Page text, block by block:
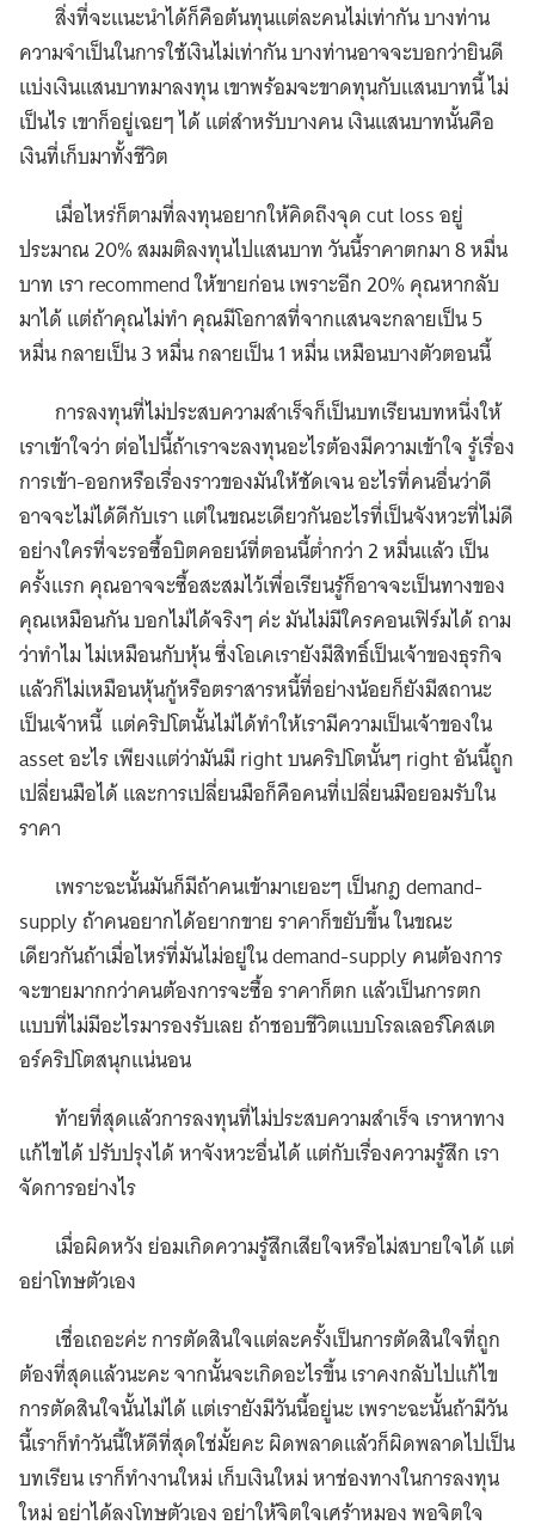
สิ่งที่จะแนะนำได้ก็คือต้นทุนแต่ละคนไม่เท่ากัน บางท่าน
ความจำเป็นในการใช้เงินไม่เท่ากัน บางท่านอาจจะบอกว่ายินดี
แบ่งเงินแสนบาทมาลงทุน เขาพร้อมจะขาดทุนกับแสนบาทนี้ ไม่
เป็นไร เขาก็อยู่เฉยๆ ได้ แต่สำหรับบางคน เงินแสนบาทนั้นคือ
เงินที่เก็บมาทั้งชีวิต
เมื่อไหร่ก็ตามที่ลงทุนอยากให้คิดถึงจุด cut loss อยู่
ประมาณ 20% สมมติลงทุนไปแสนบาท วันนี้ราคาตกมา 8 หมื่น
บาท เรา recommend ให้ขายก่อน เพราะอีก 20% คุณหากลับ
มาได้ แต่ถ้าคุณไม่ทำ คุณมีโอกาสที่จากแสนจะกลายเป็น 5
หมื่น กลายเป็น 3 หมื่น กลายเป็น 1 หมื่น เหมือนบางตัวตอนนี้
การลงทุนที่ไม่ประสบความสำเร็จก็เป็นบทเรียนบทหนึ่งให้
เราเข้าใจว่า ต่อไปนี้ถ้าเราจะลงทุนอะไรต้องมีความเข้าใจ รู้เรื่อง
การเข้า-ออกหรือเรื่องราวของมันให้ชัดเจน อะไรที่คนอื่นว่าดี
อาจจะไม่ได้ดีกับเรา แต่ในขณะเดียวกันอะไรที่เป็นจังหวะที่ไม่ดี
อย่างใครที่จะรอซื้อบิตคอยน์ที่ตอนนี้ต่ำกว่า 2 หมื่นแล้ว เป็น
ครั้งแรก คุณอาจจะซื้อสะสมไว้เพื่อเรียนรู้ก็อาจจะเป็นทางของ
คุณเหมือนกัน บอกไม่ได้จริงๆ ค่ะ มันไม่มีใครคอนเฟิร์มได้ ถาม
ว่าทำไม ไม่เหมือนกับหุ้น ซึ่งโอเคเรายังมีสิทธิ์เป็นเจ้าของธุรกิจ
แล้วก็ไม่เหมือนหุ้นกู้หรือตราสารหนี้ที่อย่างน้อยก็ยังมีสถานะ
เป็นเจ้าหนี้ แต่คริปโตนั้นไม่ได้ทำให้เรามีความเป็นเจ้าของใน
asset อะไร เพียงแต่ว่ามันมี right บนคริปโตนั้นๆ right อันนี้ถูก
เปลี่ยนมือได้ และการเปลี่ยนมือก็คือคนที่เปลี่ยนมือยอมรับใน
ราคา
เพราะฉะนั้นมันก็มีถ้าคนเข้ามาเยอะๆ เป็นกฎ demand-
supply ถ้าคนอยากได้อยากขาย ราคาก็ขยับขึ้น ในขณะ
เดียวกันถ้าเมื่อไหร่ที่มันไม่อยู่ใน demand-supply คนต้องการ
จะขายมากกว่าคนต้องการจะซื้อ ราคาก็ตก แล้วเป็นการตก
แบบที่ไม่มีอะไรมารองรับเลย ถ้าชอบชีวิตแบบโรลเลอร์โคสเต
อร์คริปโตสนุกแน่นอน
ท้ายที่สุดแล้วการลงทุนที่ไม่ประสบความสำเร็จ เราหาทาง
แก้ไขได้ ปรับปรุงได้ หาจังหวะอื่นได้ แต่กับเรื่องความรู้สึก เรา
จัดการอย่างไร
เมื่อผิดหวัง ย่อมเกิดความรู้สึกเสียใจหรือไม่สบายใจได้ แต่
อย่าโทษตัวเอง
เชื่อเถอะค่ะ การตัดสินใจแต่ละครั้งเป็นการตัดสินใจที่ถูก
ต้องที่สุดแล้วนะคะ จากนั้นจะเกิดอะไรขึ้น เราคงกลับไปแก้ไข
การตัดสินใจนั้นไม่ได้ แต่เรายังมีวันนี้อยู่นะ เพราะฉะนั้นถ้ามีวัน
นี้เราก็ทำวันนี้ให้ดีที่สุดใช่มั้ยคะ ผิดพลาดแล้วก็ผิดพลาดไปเป็น
บทเรียน เราก็ทำงานใหม่ เก็บเงินใหม่ หาช่องทางในการลงทุน
ใหม่ อย่าได้ลงโทษตัวเอง อย่าให้จิตใจเศร้าหมอง พอจิตใจ